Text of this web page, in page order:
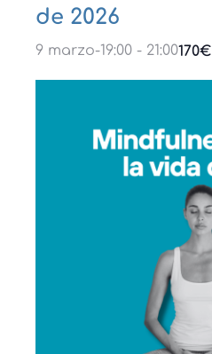
de 2026
9 marzo-19:00 - 21:00170€